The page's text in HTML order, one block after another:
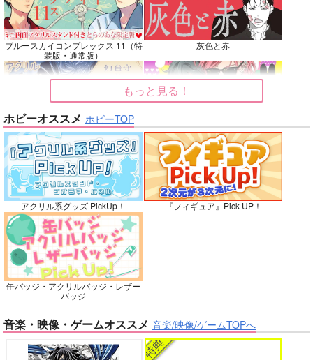
名も無きシャイニーア
ワー
ウエマリ
専売 446円（税込）
轟焦凍×緑谷出久
サンプル
カート
Beginning！
魚イチ場
770円 （税込）
その他
キョウヤ×カラスバ
サンプル
カート
Elements
韋譜律斗
専売 583 円（税込）
サンプル
カート
ブルースカイコンプレックス 11（特
装版・通常版）
灰色と赤
灯台守とかもめの子 3 ヤリチン☆ビッチ部 7
俺の可愛い弟は 2
バイトの宮川君は店長が好き 2
もっと見る！
ホビーオススメ ホビーTOP
アクリル系グッズ PickUp！ 『フィギュア』Pick UP！
缶バッジ・アクリルバッジ・レザー
バッジ
音楽・映像・ゲームオススメ 音楽/映像/ゲームTOPへ